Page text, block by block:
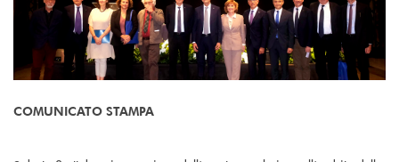
COMUNICATO STAMPA